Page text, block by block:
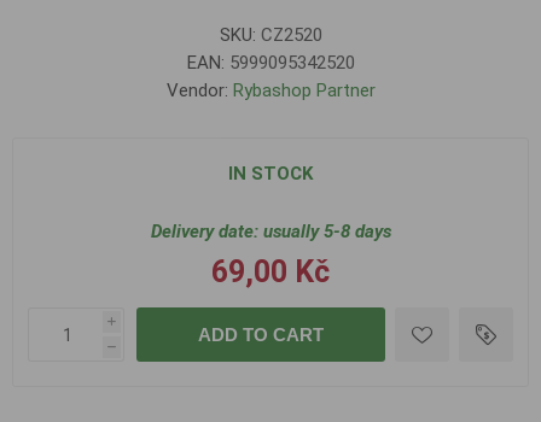
SKU: CZ2520
EAN: 5999095342520
Vendor: Rybashop Partner
IN STOCK
Delivery date: usually 5-8 days
69,00 Kč
i
h
ADD TO CART